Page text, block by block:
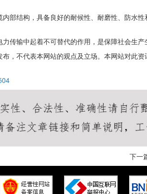
部结构，具备良好的耐候性、耐磨性、防水
传输中起着不可替代的作用，是保障社会生产
，不代表本网站的观点及立场。本网站对此
下一